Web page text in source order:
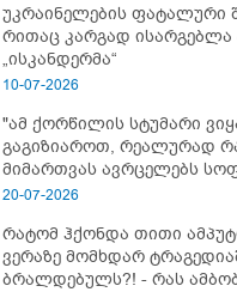
უკრაინელების ფატალური
რითაც კარგად ისარგებლა
„ისკანდერმა“
10-07-2026
"ამ ქორწილის სტუმარი
გაგიზიაროთ, რეალურად
მიმართვას ავრცელებს
20-07-2026
რატომ ჰქონდა თითი
ვერაზე მომხდარ
ბრალდებულს?! - რას